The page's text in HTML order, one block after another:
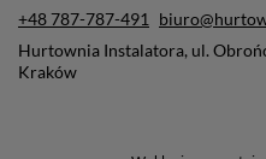
+48 787-787-491
Hurtownia Instalatora, ul.
Kraków